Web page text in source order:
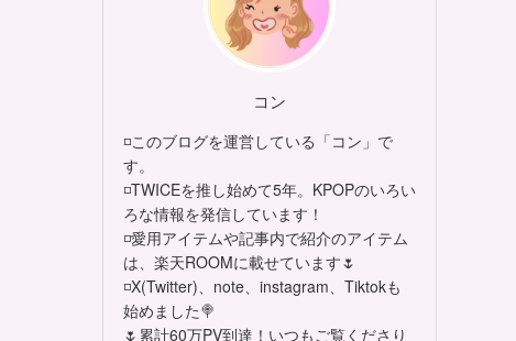
コン
◽このブログを運営している「コン」で
す。
◽TWICEを推し始めて5年。KPOPのいろい
ろな情報を発信しています！
◽愛用アイテムや記事内で紹介のアイテム
は、楽天ROOMに載せています🌷
◽X(Twitter)、note、instagram、Tiktokも
始めました🍭
🌷累計60万PV到達！いつもご覧くださり